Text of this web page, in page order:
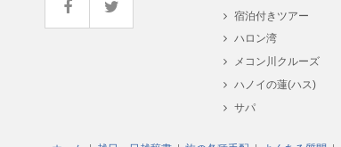
宿泊付きツアー
ハロン湾
メコン川クルーズ
ハノイの蓮(ハス)
サパ